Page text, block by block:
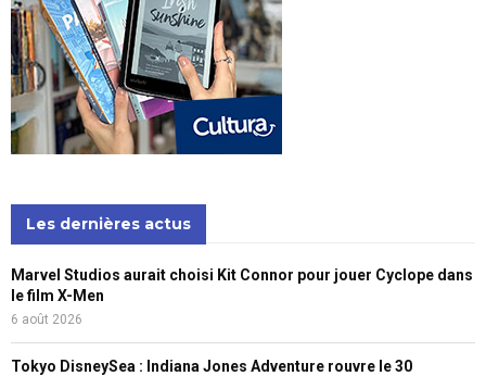
Les dernières actus
Marvel Studios aurait choisi Kit Connor pour jouer Cyclope dans
le film X-Men
6 août 2026
Tokyo DisneySea : Indiana Jones Adventure rouvre le 30